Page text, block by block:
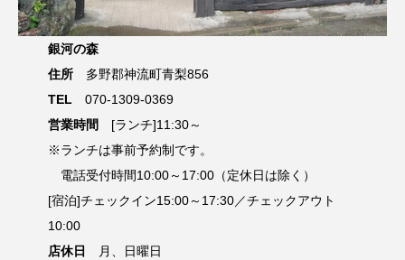
銀河の森
住所多野郡神流町青梨856
TEL 070-1309-0369
営業時間
[ランチ]11:30～
※ランチは事前予約制です。
電話受付時間10:00～17:00（定休日は除く）
[宿泊]チェックイン15:00～17:30／チェックアウト
10:00
店休日
月、日曜日